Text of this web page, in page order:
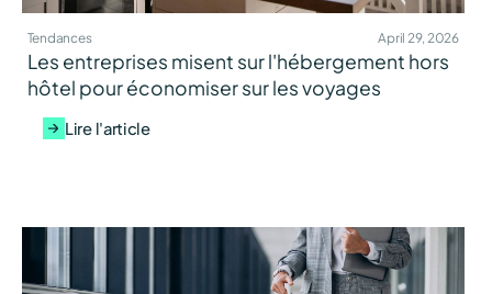
Tendances April 29, 2026
Les entreprises misent sur l'hébergement hors
hôtel pour économiser sur les voyages
Lire l'article